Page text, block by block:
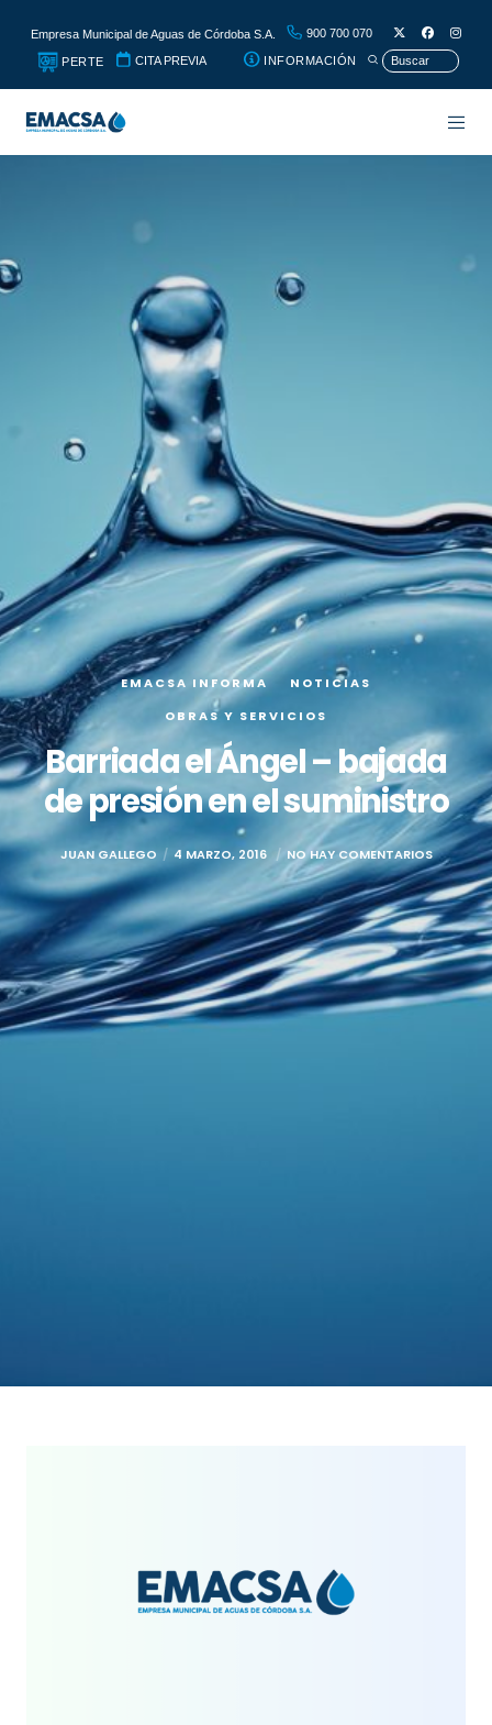
Empresa Municipal de Aguas de Córdoba S.A. 900 700 070
PERTE CITA PREVIA INFORMACIÓN
EMACSA INFORMA
NOTICIAS
OBRAS Y SERVICIOS
Barriada el Ángel – bajada
de presión en el suministro
JUAN GALLEGO 4 MARZO, 2016 NO HAY COMENTARIOS